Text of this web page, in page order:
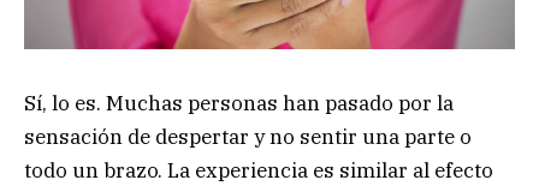
Sí, lo es. Muchas personas han pasado por la
sensación de despertar y no sentir una parte o
todo un brazo. La experiencia es similar al efecto